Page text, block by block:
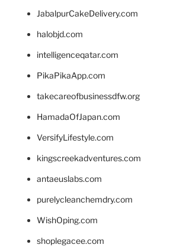
JabalpurCakeDelivery.com
halobjd.com
intelligenceqatar.com
PikaPikaApp.com
takecareofbusinessdfw.org
HamadaOfJapan.com
VersifyLifestyle.com
kingscreekadventures.com
antaeuslabs.com
purelycleanchemdry.com
WishOping.com
shoplegacee.com